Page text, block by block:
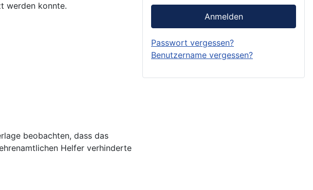
werden konnte.
beobachten, dass das
Helfer verhinderte
Anmelden
Passwort vergessen?
Benutzername vergessen?